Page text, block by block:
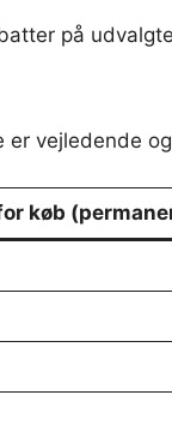
på
vejledende
køb